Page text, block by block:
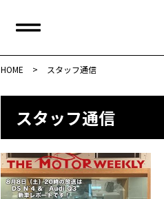
HOME > スタッフ通信
スタッフ通信